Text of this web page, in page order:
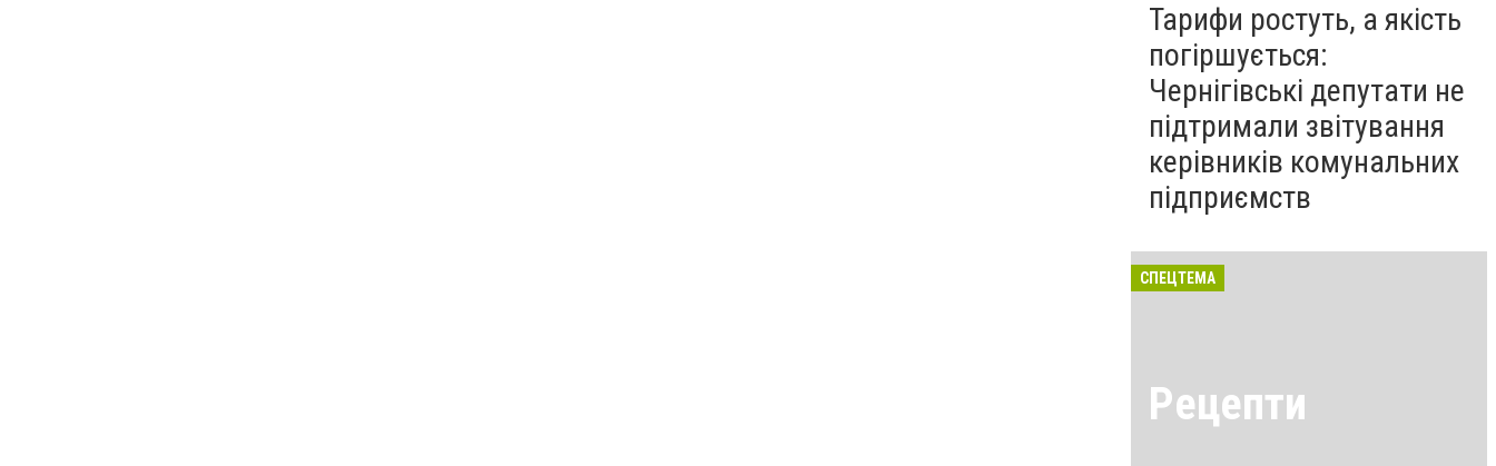
Тарифи ростуть, а якість
погіршується:
Чернігівські депутати не
підтримали звітування
керівників комунальних
підприємств
СПЕЦТЕМА
Рецепти